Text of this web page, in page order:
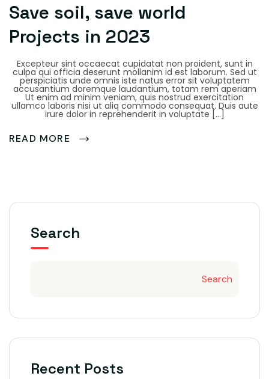
Save soil, save world
Projects in 2023
Excepteur sint occaecat cupidatat non proident, sunt in
culpa qui officia deserunt mollanim id est laborum. Sed ut
perspiciatis unde omnis iste natus error sit voluptatem
accusantium doremque laudantium, totam rem aperiam
Ut enim ad minim veniam, quis nostrud exercitation
ullamco laboris nisi ut aliq commodo consequat. Duis aute
irure dolor in reprehenderit in voluptate […]
READ MORE
Search
Search
Recent Posts